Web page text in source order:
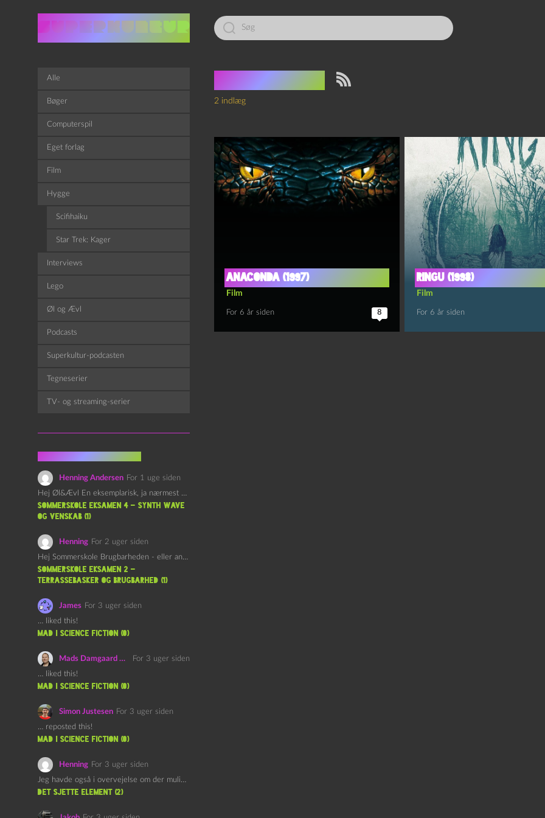
Led
efter:
gensyn
2 indlæg
Anaconda (1997)
Film
For 6 år siden 8
Ringu (1998)
Film
For 6 år siden
Alle
Bøger
Computerspil
Eget forlag
Film
Hygge
Scifihaiku
Star Trek: Kager
Interviews
Lego
Øl og Ævl
Podcasts
Superkultur-podcasten
Tegneserier
TV- og streaming-serier
Henning Andersen For 1 uge siden
Hej Øl&Ævl En eksemplarisk, ja nærmest yndefuld, afslutning på SOMMERSKOLEN.…
Sommerskole Eksamen 4 – Synth Wave
og Venskab (1)
Henning For 2 uger siden
Hej Sommerskole Brugbarheden - eller anvendeligheden - af "Øl&Ævl" er…
Sommerskole Eksamen 2 –
Terrassebasker og Brugbarhed (1)
James For 3 uger siden
… liked this!
mad i science fiction (0)
Mads Damgaard Mortensen (Å)
For 3 uger siden
… liked this!
mad i science fiction (0)
Simon Justesen For 3 uger siden
… reposted this!
mad i science fiction (0)
Henning For 3 uger siden
Jeg havde også i overvejelse om der muligvis kunne være…
det sjette element (2)